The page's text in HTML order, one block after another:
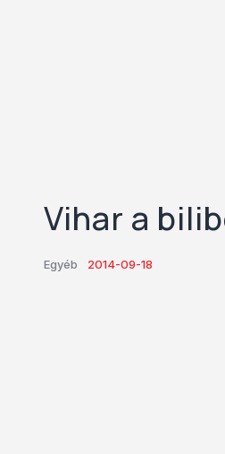
Vihar a
Egyéb 2014-09-18